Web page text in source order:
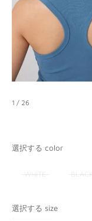
選択する color
WHITE BLACK
選択する size
1 / 26